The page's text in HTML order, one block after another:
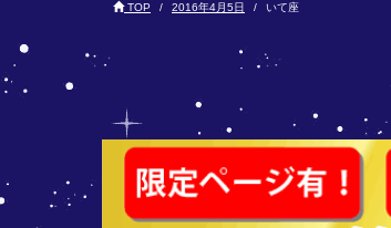
TOP 2016年4月5日 いて座